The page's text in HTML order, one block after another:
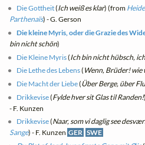
Die Gottheit(Ich weiß es klar) (from
Parthenaïs) - G. Gerson
Die kleine Myris, oder die Grazie des
bin nicht schön)
Die Kleine Myris(Ich bin nicht hübsch,
Die Lethe des Lebens( Wenn, Brüder! wie
Die Macht der Liebe(Über Berge, über
Drikkevise(Fylde hver sit Glas til Randen!
- F. Kunzen
Drikkevise(Naar, som vi daglig see
Sange) - F. Kunzen GER SWE